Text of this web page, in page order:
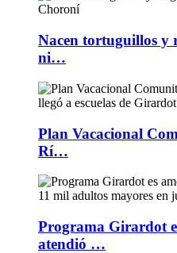
Nacen tortuguillos y
ni…
Plan Vacacional
Rí…
Programa Girardot
atendió …